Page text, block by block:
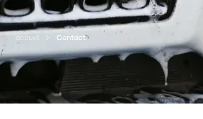
accueil Contact